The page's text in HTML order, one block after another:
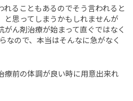
れることもあるのでそう言われると
と思ってしまうかもしれませんが
ん剤治療が始まって直ぐではなく
なので、本当はそんなに急がなく
療前の体調が良い時に用意出来れ